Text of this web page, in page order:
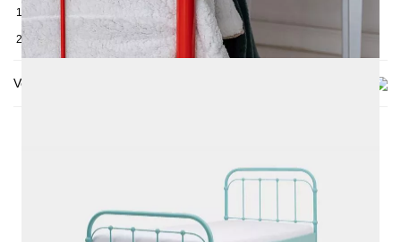
1. Karton: 210x80x2030 mm, ≈ 25 kg
2. Karton: 1300x1050x130 mm, ≈ 27 kg
Versand & Lieferung
DAS KÖNNTE DIR AUCH